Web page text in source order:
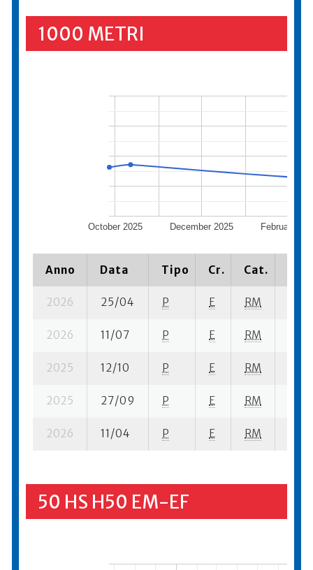
1000 METRI
October 2025 December 2025 February
Anno Data Tipo Cr. Cat.
2026 25/04 P E RM
2026 11/07 P E RM
2025 12/10 P E RM
2025 27/09 P E RM
2026 11/04 P E RM
50 HS H50 EM-EF